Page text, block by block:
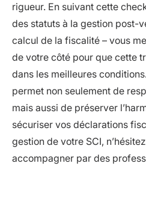
rigueur. En suivant cette
des statuts à la gestion post-
calcul de la fiscalité – vous
de votre côté pour que cette
dans les meilleures
permet non seulement de
mais aussi de préserver
sécuriser vos déclarations
gestion de votre SCI,
accompagner par des